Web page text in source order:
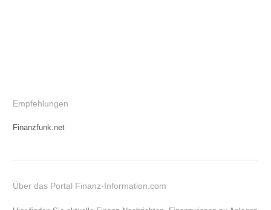
Empfehlungen
Finanzfunk.net
Über das Portal Finanz-Information.com